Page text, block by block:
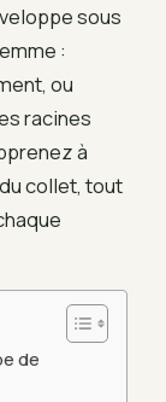
sous
:
ou
racines
à
collet, tout
de